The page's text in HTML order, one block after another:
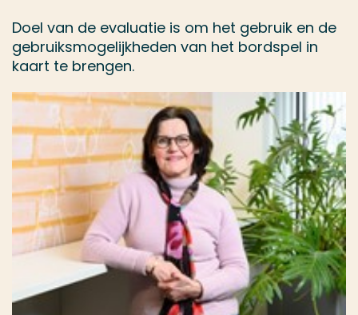
Doel van de evaluatie is om het gebruik en de
gebruiksmogelijkheden van het bordspel in
kaart te brengen.